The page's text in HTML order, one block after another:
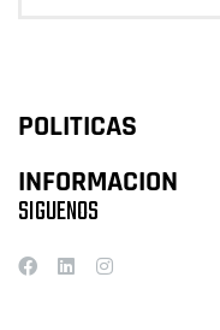
POLITICAS
INFORMACION
SIGUENOS